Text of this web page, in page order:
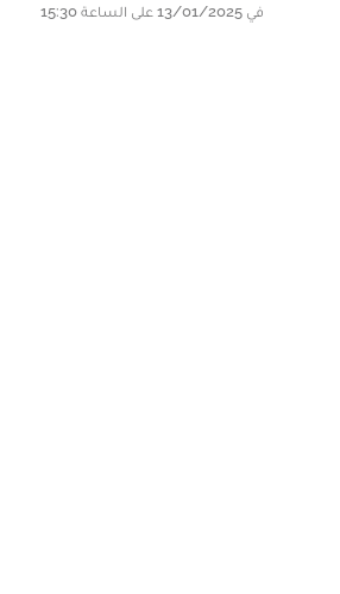
في 13/01/2025 على الساعة 15:30